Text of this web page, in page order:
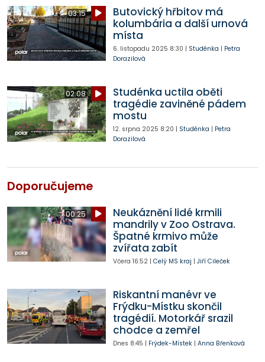
03:15
Butovický hřbitov má
kolumbária a další urnová
místa
6. listopadu 2025 8:30 | Studénka | Petra
Dorazilová
02:08
Studénka uctila oběti
tragédie zaviněné pádem
mostu
12. srpna 2025 8:20 | Studénka | Petra
Dorazilová
Doporučujeme
00:25
Neukáznění lidé krmili
mandrily v Zoo Ostrava.
Špatné krmivo může
zvířata zabít
Včera 16:52| Celý MS kraj | Jiří Cileček
Riskantní manévr ve
Frýdku-Místku skončil
tragédií. Motorkář srazil
chodce a zemřel
Dnes 8:45 | Frýdek-Místek| Anna Břenková